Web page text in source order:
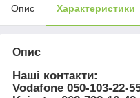
Опис Характеристики
Опис
Наші контакти:
Vodafone 050-103-22-